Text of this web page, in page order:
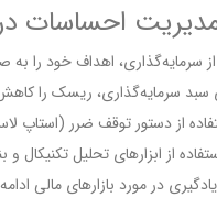
احساسات در
سرمایه‌گذاری، اهداف خود را
سبد سرمایه‌گذاری، ریسک را
از دستور توقف ضرر (استاپ
از ابزارهای تحلیل
در مورد بازارهای مالی